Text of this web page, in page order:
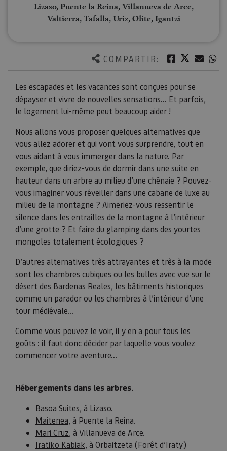
COMPARTIR: Facebook
Twitter
Les escapades et les vacances sont conçues pour se
dépayser et vivre de nouvelles sensations... Et parfois,
le logement lui-même peut beaucoup aider !
Nous allons vous proposer quelques alternatives que
vous allez adorer et qui vont vous surprendre, tout en
vous aidant à vous immerger dans la nature. Par
exemple, que diriez-vous de dormir dans une suite en
hauteur dans un arbre au milieu d’une chênaie ? Pouvez-
vous imaginer vous réveiller dans une cabane de luxe au
milieu de la montagne ? Aimeriez-vous ressentir le
silence dans les entrailles de la montagne à l’intérieur
d’une grotte ? Et faire du glamping dans des yourtes
mongoles totalement écologiques ?
D’autres alternatives très attrayantes et très à la mode
sont les chambres cubiques ou les bulles avec vue sur le
désert des Bardenas Reales, les bâtiments historiques
comme un parador ou les chambres à l’intérieur d’une
tour médiévale...
Comme vous pouvez le voir, il y en a pour tous les
goûts : il faut donc décider par laquelle vous voulez
commencer votre aventure...
Hébergements dans les arbres.
Basoa Suites, à Lizaso.
Maitenea, à Puente la Reina.
Mari Cruz, à Villanueva de Arce.
Iratiko Kabiak, à Orbaitzeta (Forêt d’Iraty)
Lizaso, Puente la Reina, Villanueva de Arce,
Valtierra, Tafalla, Uriz, Olite, Igantzi